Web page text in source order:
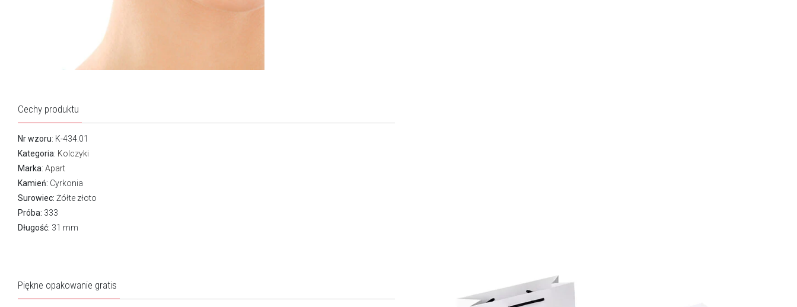
Cechy produktu
Nr wzoru: K-434.01
Kategoria: Kolczyki
Marka: Apart
Kamień: Cyrkonia
Surowiec: Żółte złoto
Próba: 333
Długość: 31 mm
Piękne opakowanie gratis